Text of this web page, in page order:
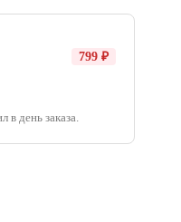
799 ₽
день заказа.